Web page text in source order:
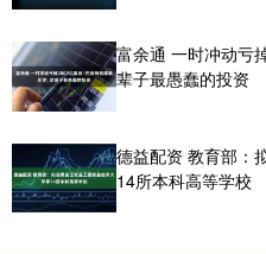
富余通 一时冲动亏
辈子最愚蠢的投资
德益配资 教育部：
14所本科高等学校